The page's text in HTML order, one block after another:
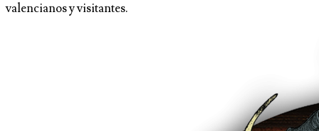
valencianos y visitantes.